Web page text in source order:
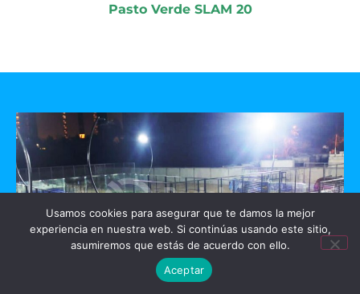
Pasto Verde SLAM 20
Usamos cookies para asegurar que te damos la mejor
experiencia en nuestra web. Si continúas usando este sitio,
asumiremos que estás de acuerdo con ello.
Aceptar